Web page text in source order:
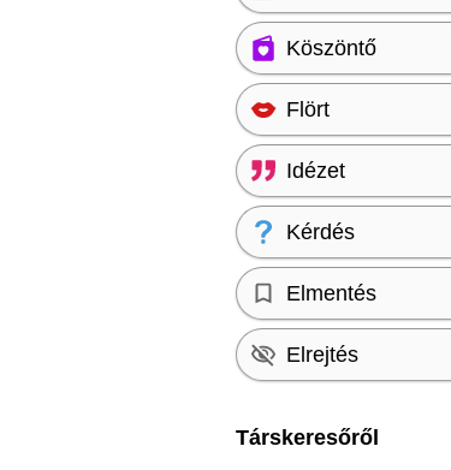
Köszöntő
Flört
Idézet
Kérdés
Elmentés
Elrejtés
Társkeresőről